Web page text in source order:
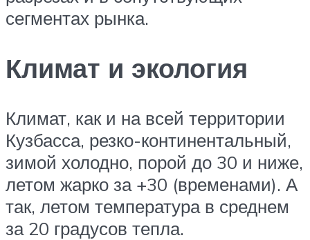
сегментах рынка.
Климат и экология
Климат, как и на всей территории
Кузбасса, резко-континентальный,
зимой холодно, порой до 30 и ниже,
летом жарко за +30 (временами). А
так, летом температура в среднем
за 20 градусов тепла.